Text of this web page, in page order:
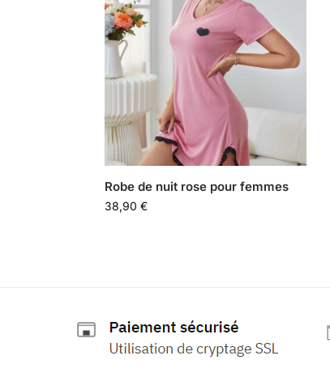
Robe de nuit rose pour femmes
38,90 €